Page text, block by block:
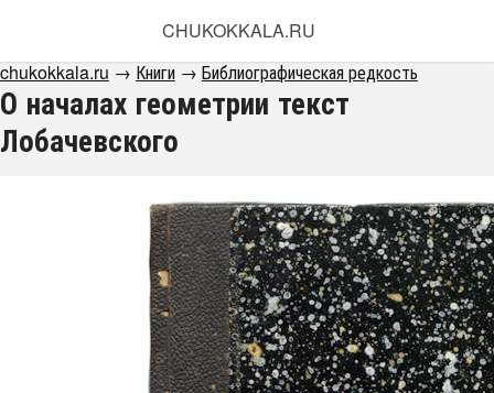
CHUKOKKALA.RU
chukokkala.ru → Книги → Библиографическая редкость
О началах геометрии текст
Лобачевского